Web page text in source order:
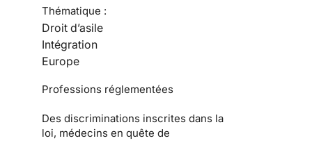
Thématique :
Droit d’asile
Intégration
Europe
Professions réglementées
Des discriminations inscrites dans la
loi, médecins en quête de